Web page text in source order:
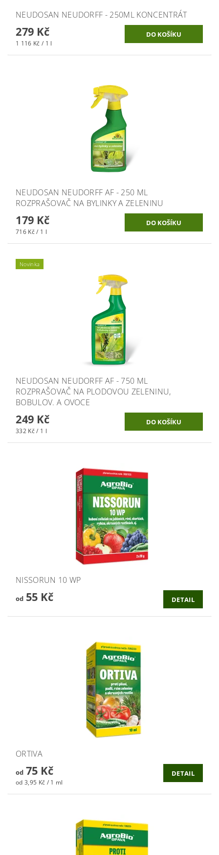
NEUDOSAN NEUDORFF - 250ML KONCENTRÁT
279 Kč
1 116 Kč / 1 l
NEUDOSAN NEUDORFF AF - 250 ML
ROZPRAŠOVAČ NA BYLINKY A ZELENINU
179 Kč
716 Kč / 1 l
Novinka
NEUDOSAN NEUDORFF AF - 750 ML
ROZPRAŠOVAČ NA PLODOVOU ZELENINU,
BOBULOV. A OVOCE
249 Kč
332 Kč / 1 l
NISSORUN 10 WP
od55 Kč DETAIL
ORTIVA
od75 Kč
od 3,95 Kč / 1 ml
DETAIL